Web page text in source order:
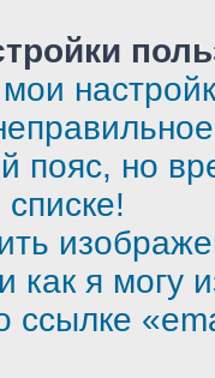
пояс, но
как я могу
ссылке